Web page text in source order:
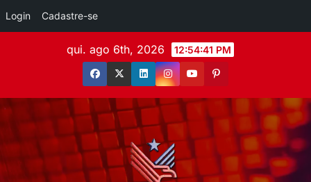
Login Cadastre-se
qui. ago 6th, 2026 12:54:42 PM